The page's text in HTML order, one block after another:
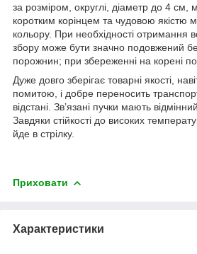
за розміром, округлі, діаметр до 4 см,
коротким корінцем та чудовою якістю
кольору. При необхідності отримання
збору може бути значно подовжений
порожнин; при збереженні на корені
Дуже довго зберігає товарні якості,
помитою, і добре переносить
відстані. Зв’язані пучки мають
Завдяки стійкості до високих
йде в стрілку.
Приховати
Характеристики